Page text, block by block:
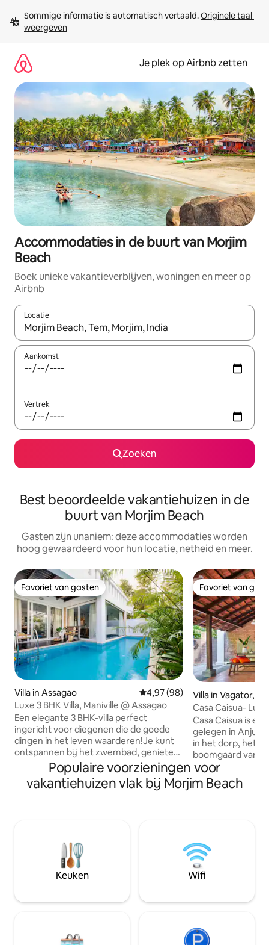
direct
naar
Sommige informatie is automatisch vertaald. Originele taal
weergeven
Je plek op Airbnb zetten
Accommodaties in de buurt van Morjim
Beach
Boek unieke vakantieverblijven, woningen en meer op
Airbnb
Locatie
Wanneer er resultaten beschikbaar zijn, maak je een keuze
Aankomst
Vertrek
Zoeken
Best beoordeelde vakantiehuizen in de
buurt van Morjim Beach
Gasten zijn unaniem: deze accommodaties worden
hoog gewaardeerd voor hun locatie, netheid en meer.
Favoriet van gasten
Favoriet van gasten
Villa in Assagao Gemiddelde beoordeling van
4,97 (98)
Luxe 3 BHK Villa, Maniville @ Assagao
Een elegante 3 BHK-villa perfect
ingericht voor diegenen die de goede
dingen in het leven waarderen!Je kunt
ontspannen bij het zwembad, genieten
van een drankje op het terras of een
dutje doen in de foyer, de keuze is aan
jou. Je villa is uitgerust met alle moderne
oppervlakte van 3000 vierkante meter
met een slaapkamer op de begane
grond en twee meer op de eerste
verdieping. Alle kamers hebben een
Favoriet van
Favoriet van
Villa in Vagator,
Casa Caisua-
Casa Caisua is
gelegen in
in het dorp, het
boomgaard van
en ligt op een
het strand van
hoog te midden
eeuw oud huis
gerestaureerd op
met behoud van
oorspronkelijke
Populaire voorzieningen voor
vakantiehuizen vlak bij Morjim Beach
Keuken Wifi